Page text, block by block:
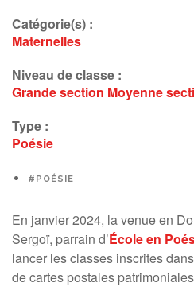
Catégorie(s) :
Maternelles
Niveau de classe :
Grande section Moyenne
Type :
Poésie
#POÉSIE
En janvier 2024, la venueen
Sergoï, parrain d’École en
lancer les classes inscrites
de cartes postales